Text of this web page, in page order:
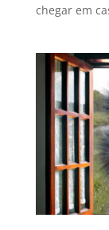
chegar em